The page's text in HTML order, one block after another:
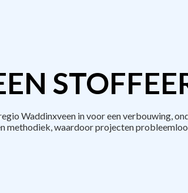
Waddinxveen in voor een verbouwing,
methodiek, waardoor projecten